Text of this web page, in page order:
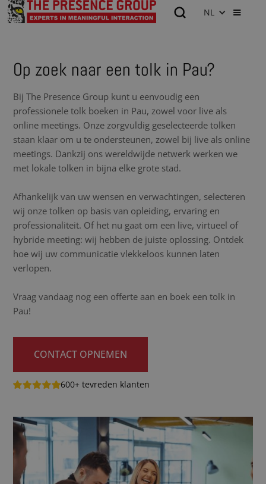
NL
Op zoek naar een tolk in Pau?
Bij The Presence Group kunt u eenvoudig een
professionele tolk boeken in Pau, zowel voor live als
online meetings. Onze zorgvuldig geselecteerde tolken
staan klaar om u te ondersteunen, zowel bij live als online
meetings. Dankzij ons wereldwijde netwerk werken we
met lokale tolken in bijna elke grote stad.
Afhankelijk van uw wensen en verwachtingen, selecteren
wij onze tolken op basis van opleiding, ervaring en
professionaliteit. Of het nu gaat om een live, virtueel of
hybride meeting: wij hebben de juiste oplossing. Ontdek
hoe wij uw communicatie vlekkeloos kunnen laten
verlopen.
Vraag vandaag nog een offerte aan en boek een tolk in
Pau!
CONTACT OPNEMEN
600+ tevreden klanten